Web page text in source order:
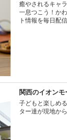
癒やされるキャ
一息つこう！か
ト情報を毎日配信
関西のイオンモ
子どもと楽しめ
ター達が現地か